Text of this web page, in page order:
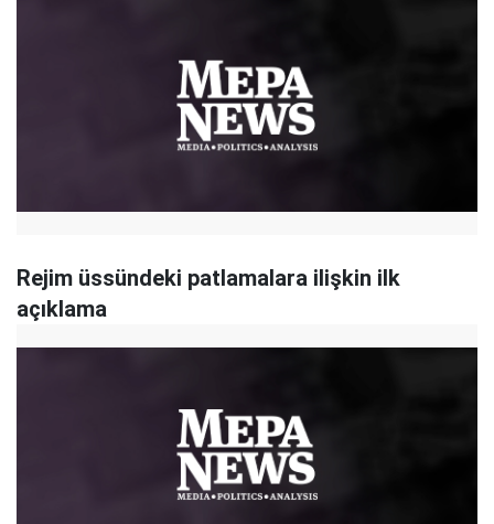
Rejim üssündeki patlamalara ilişkin ilk
açıklama